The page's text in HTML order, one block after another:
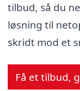
tilbud, så du
løsning til
skridt mod et
Få et tilbud,